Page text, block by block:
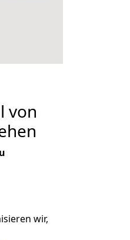
von
wir,